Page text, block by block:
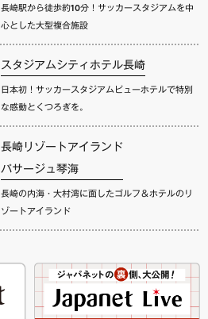
長崎駅から徒歩約10分！サッカースタジアムを中
心とした大型複合施設
スタジアムシティホテル長崎
日本初！サッカースタジアムビューホテルで特別
な感動とくつろぎを。
長崎リゾートアイランド
パサージュ琴海
長崎の内海・大村湾に面したゴルフ＆ホテルのリ
ゾートアイランド